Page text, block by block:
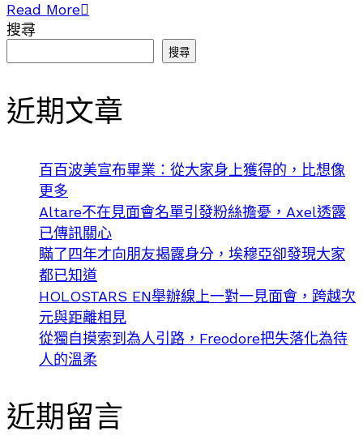
Read More
搜尋
搜尋
近期文章
百百波美宣布畢業：從大家身上獲得的，比想像
更多
Altare不在見面會名單引發粉絲擔憂，Axel透露
已傳訊關心
瞞了四年才向朋友揭露身分，埃穆亞卻發現大家
都已知道
HOLOSTARS EN舉辦線上一對一見面會，跨越次
元與距離相見
從獨自摸索到為人引路，Freodore把失落化為待
人的溫柔
近期留言